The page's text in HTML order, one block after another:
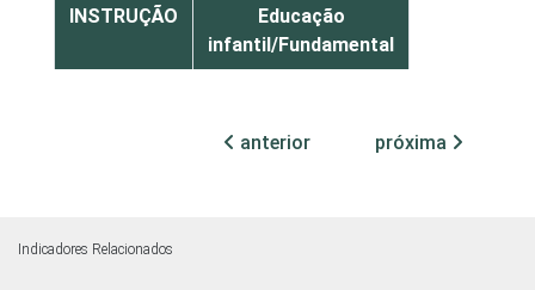
INSTRUÇÃO
Educação
infantil/Fundamental
ETÁRIA
anterior próxima
Indicadores Relacionados